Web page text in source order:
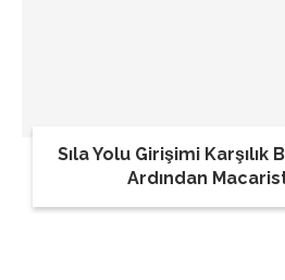
Sıla Yolu Girişimi Karşılık
Ardından